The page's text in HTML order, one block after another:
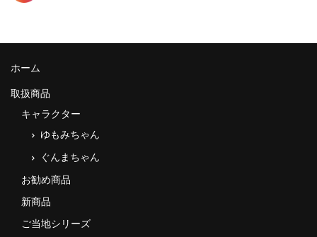
ホーム
取扱商品
キャラクター
ゆもみちゃん
ぐんまちゃん
お勧め商品
新商品
ご当地シリーズ